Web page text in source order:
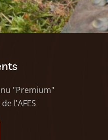
"Premium"
l'AFES